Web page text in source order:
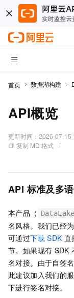
首页 数据湖构建
API概览
更新时间： 2026-07-15
复制 MD 格式
API 标准及多
本产品（
名风格。我们已经
可通过下载 SDK 直
节。如果现有 SDK
名对接。由于自签
此建议加入我们的
下进行签名对接。